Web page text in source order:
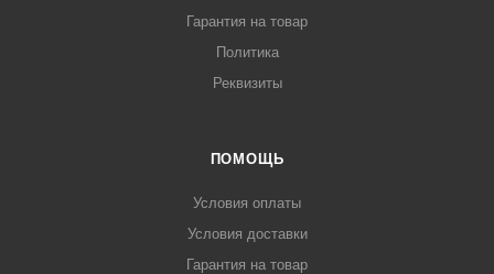
Гарантия на товар
Политика
Реквизиты
ПОМОЩЬ
Условия оплаты
Условия доставки
Гарантия на товар